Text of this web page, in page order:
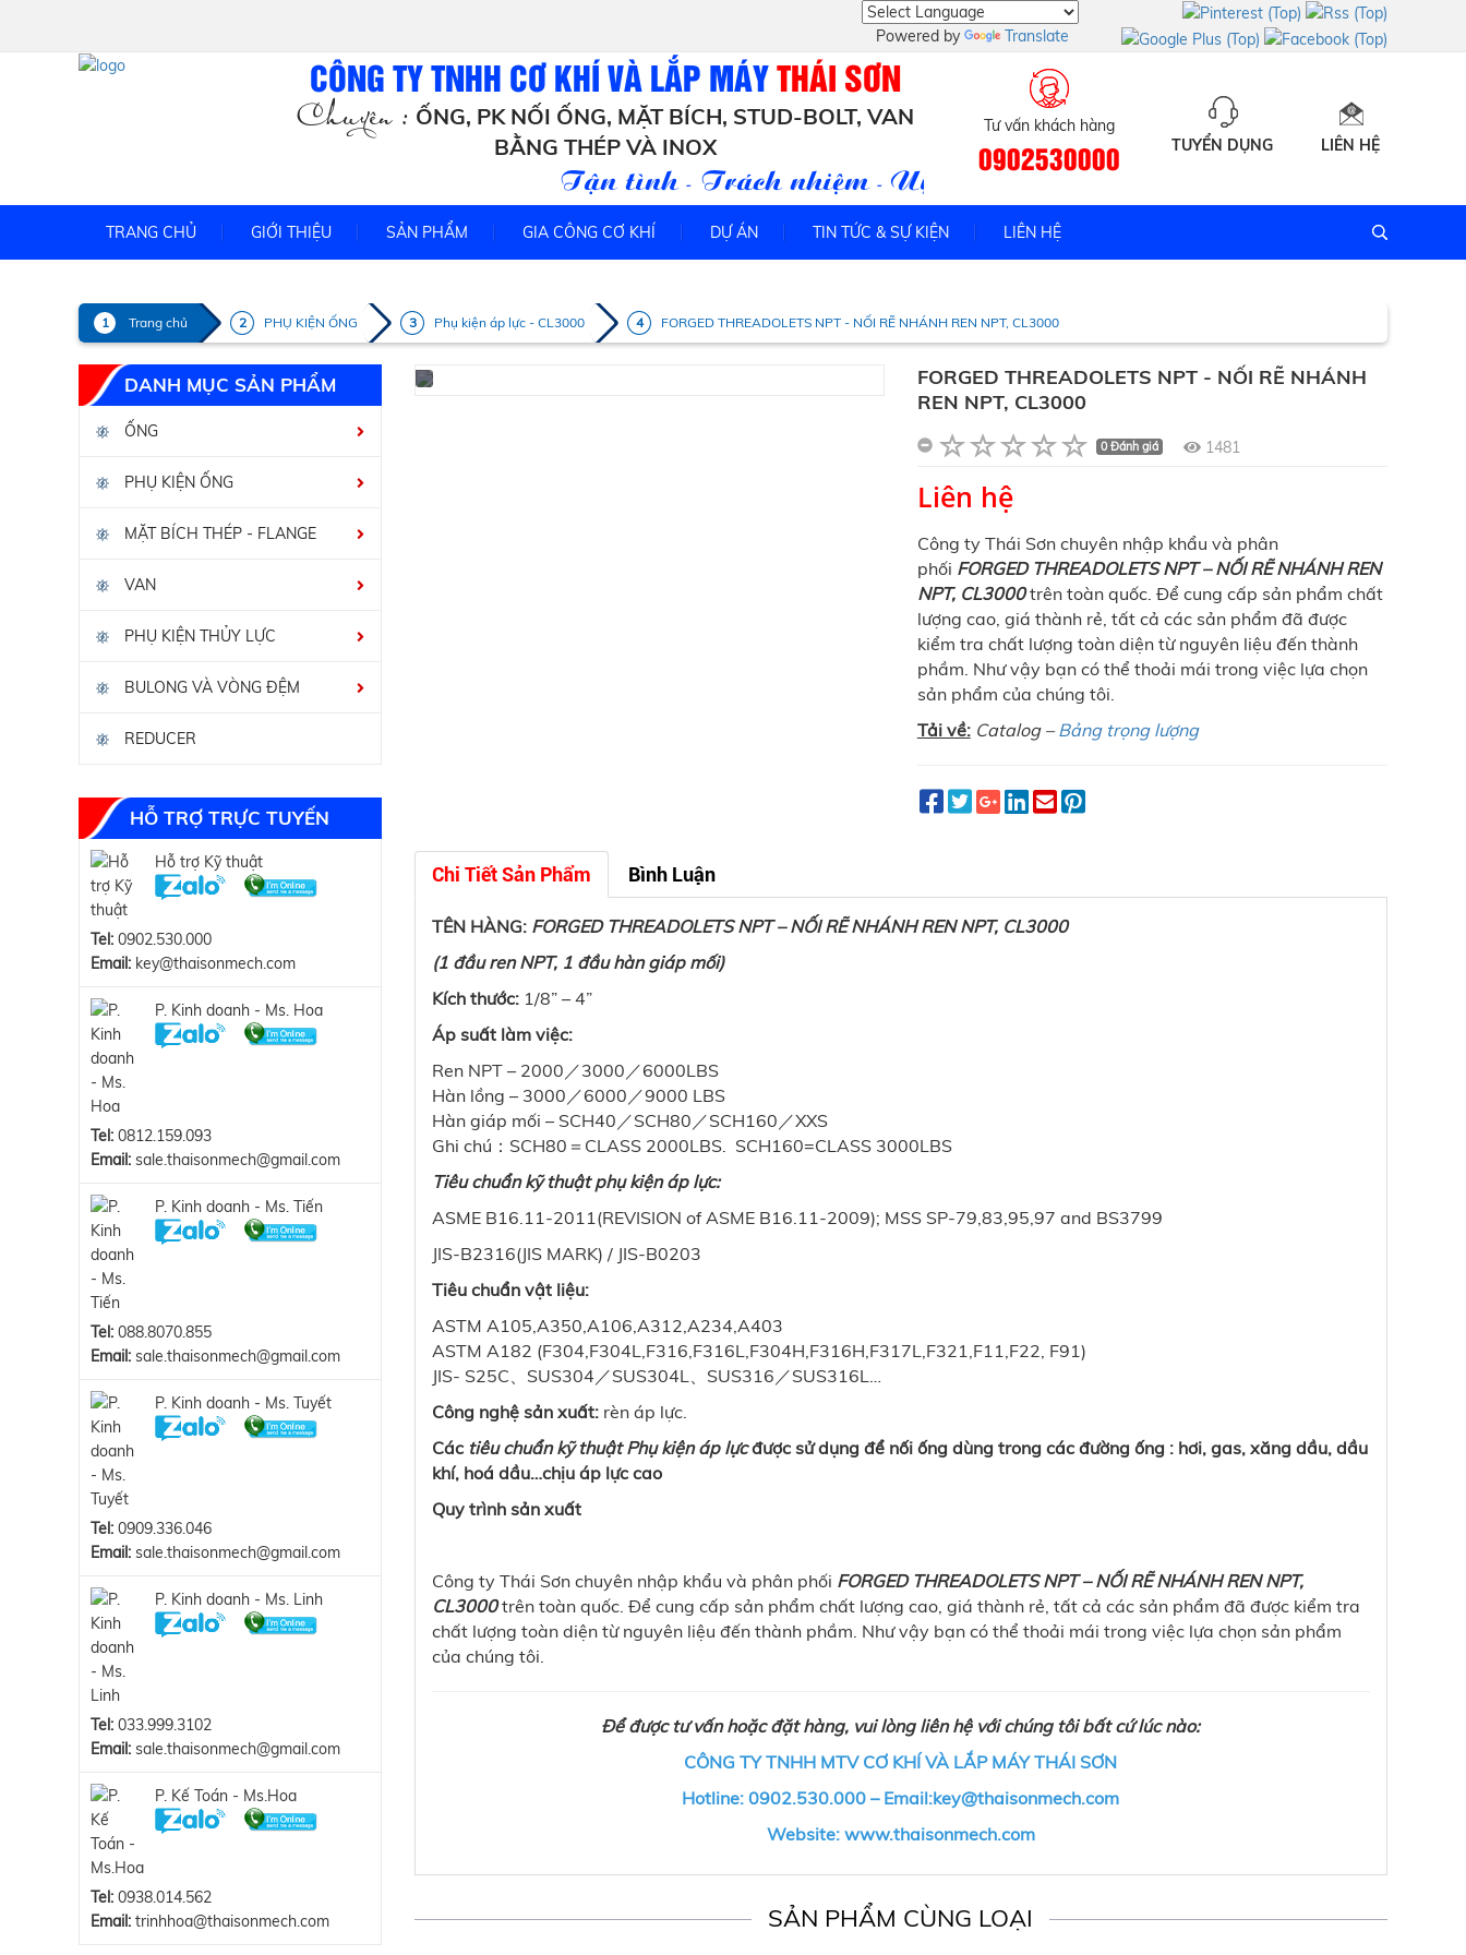
Powered by Translate
CÔNG TY TNHH CƠ KHÍ VÀ LẮP MÁYTHÁI SƠN
Chuyên : ỐNG, PK NỐI ỐNG, MẶT BÍCH, STUD-BOLT, VAN
BẰNG THÉP VÀ INOX
Tận tình - Trách nhiệm - Uy tín
Tư vấn khách hàng
0902530000 TUYỂN DỤNG LIÊN HỆ
TRANG CHỦ GIỚI THIỆU SẢN PHẨM GIA CÔNG CƠ KHÍ DỰ ÁN TIN TỨC & SỰ KIỆN LIÊN HỆ
Trang chủ PHỤ KIỆN ỐNG Phụ kiện áp lực - CL3000 FORGED THREADOLETS NPT - NỐI RẼ NHÁNH REN NPT, CL3000
DANH MỤC SẢN PHẨM
ỐNG
PHỤ KIỆN ỐNG
MẶT BÍCH THÉP - FLANGE
VAN
PHỤ KIỆN THỦY LỰC
BULONG VÀ VÒNG ĐỆM
REDUCER
HỖ TRỢ TRỰC TUYẾN
Hỗ trợ Kỹ thuật
Tel: 0902.530.000
Email: key@thaisonmech.com
P. Kinh doanh - Ms. Hoa
Tel: 0812.159.093
Email: sale.thaisonmech@gmail.com
P. Kinh doanh - Ms. Tiến
Tel: 088.8070.855
Email: sale.thaisonmech@gmail.com
P. Kinh doanh - Ms. Tuyết
Tel: 0909.336.046
Email: sale.thaisonmech@gmail.com
P. Kinh doanh - Ms. Linh
Tel: 033.999.3102
Email: sale.thaisonmech@gmail.com
P. Kế Toán - Ms.Hoa
Tel: 0938.014.562
Email: trinhhoa@thaisonmech.com
FORGED THREADOLETS NPT - NỐI RẼ NHÁNH
REN NPT, CL3000
0 Đánh giá 1481
Liên hệ
Công ty Thái Sơn chuyên nhập khẩu và phân
phối FORGED THREADOLETS NPT – NỐI RẼ NHÁNH REN
NPT, CL3000 trên toàn quốc. Để cung cấp sản phẩm chất
lượng cao, giá thành rẻ, tất cả các sản phẩm đã được
kiểm tra chất lượng toàn diện từ nguyên liệu đến thành
phầm. Như vậy bạn có thể thoải mái trong việc lựa chọn
sản phẩm của chúng tôi.
Tải về: Catalog –Bảng trọng lượng
Chi Tiết Sản Phẩm Bình Luận
TÊN HÀNG:FORGED THREADOLETS NPT – NỐI RẼ NHÁNH REN NPT, CL3000
(1 đầu ren NPT, 1 đầu hàn giáp mối)
Kích thước: 1/8” – 4”
Áp suất làm việc:
Ren NPT – 2000／3000／6000LBS
Hàn lồng – 3000／6000／9000 LBS
Hàn giáp mối – SCH40／SCH80／SCH160／XXS
Ghi chú：SCH80＝CLASS 2000LBS. SCH160=CLASS 3000LBS
Tiêu chuẩn kỹ thuật phụ kiện áp lực:
ASME B16.11-2011(REVISION of ASME B16.11-2009); MSS SP-79,83,95,97 and BS3799
JIS-B2316(JIS MARK) / JIS-B0203
Tiêu chuẩn vật liệu:
ASTM A105,A350,A106,A312,A234,A403
ASTM A182 (F304,F304L,F316,F316L,F304H,F316H,F317L,F321,F11,F22, F91)
JIS- S25C、SUS304／SUS304L、SUS316／SUS316L…
Công nghệ sản xuất: rèn áp lực.
Các tiêu chuẩn kỹ thuật Phụ kiện áp lựcđược sử dụng để nối ống dùng trong các đường ống : hơi, gas, xăng dầu, dầu
khí, hoá dầu…chịu áp lực cao
Quy trình sản xuất
Công ty Thái Sơn chuyên nhập khẩu và phân phối FORGED THREADOLETS NPT – NỐI RẼ NHÁNH REN NPT,
CL3000 trên toàn quốc. Để cung cấp sản phẩm chất lượng cao, giá thành rẻ, tất cả các sản phẩm đã được kiểm tra
chất lượng toàn diện từ nguyên liệu đến thành phầm. Như vậy bạn có thể thoải mái trong việc lựa chọn sản phẩm
của chúng tôi.
Để được tư vấn hoặc đặt hàng, vui lòng liên hệ với chúng tôi bất cứ lúc nào:
CÔNG TY TNHH MTV CƠ KHÍ VÀ LẮP MÁY THÁI SƠN
Hotline: 0902.530.000 – Email:key@thaisonmech.com
Website: www.thaisonmech.com
SẢN PHẨM CÙNG LOẠI